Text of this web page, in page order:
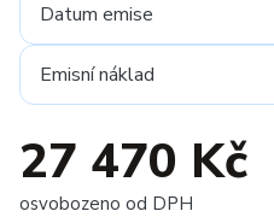
Datum emise
Emisní náklad
27 470 Kč
osvobozeno od DPH